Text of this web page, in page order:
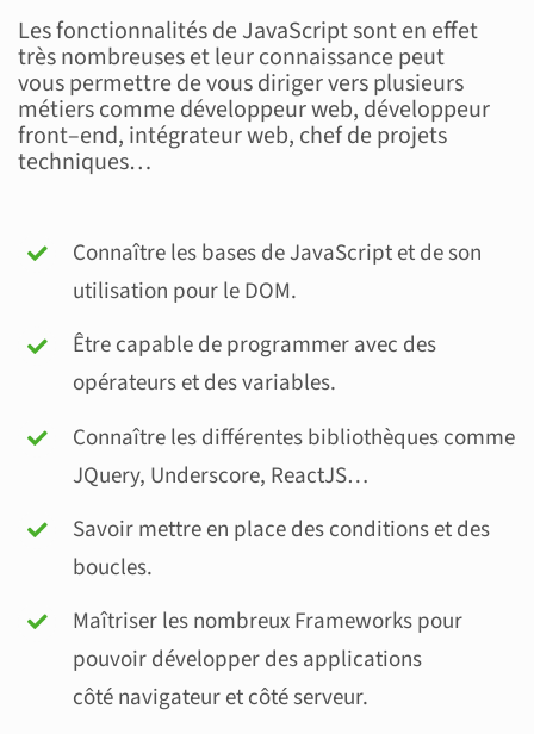
Les fonctionnalités de JavaScript sont en effet
très nombreuses et leur connaissance peut
vouspermettre de vous dirigervers plusieurs
métiers commedéveloppeurweb, développeur
front–end, intégrateur web, chef de projets
techniques…
Connaître les bases de JavaScript et de son
utilisation pour le DOM.
Être capable de programmer avec des
opérateurs et des variables.
Connaître les différentes bibliothèques comme
JQuery, Underscore, ReactJS…
Savoir mettre en place des conditions et des
boucles.
Maîtriser les nombreux Frameworks pour
pouvoir développer des applications
côté navigateur et côté serveur.